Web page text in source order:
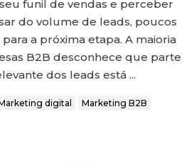
funil de vendas e perceber
do volume de leads, poucos
a próxima etapa. A maioria
B2B desconhece que parte
dos leads está ...
digital Marketing B2B